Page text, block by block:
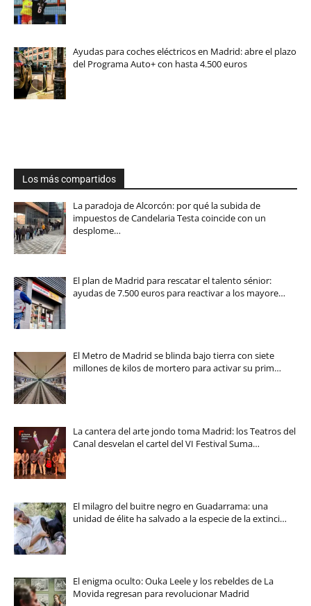
Ayudas para coches eléctricos en Madrid: abre el plazo
del Programa Auto+ con hasta 4.500 euros
Los más compartidos
La paradoja de Alcorcón: por qué la subida de
impuestos de Candelaria Testa coincide con un
desplome…
El plan de Madrid para rescatar el talento sénior:
ayudas de 7.500 euros para reactivar a los mayore…
El Metro de Madrid se blinda bajo tierra con siete
millones de kilos de mortero para activar su prim…
La cantera del arte jondo toma Madrid: los Teatros del
Canal desvelan el cartel del VI Festival Suma…
El milagro del buitre negro en Guadarrama: una
unidad de élite ha salvado a la especie de la extinci…
El enigma oculto: Ouka Leele y los rebeldes de La
Movida regresan para revolucionar Madrid